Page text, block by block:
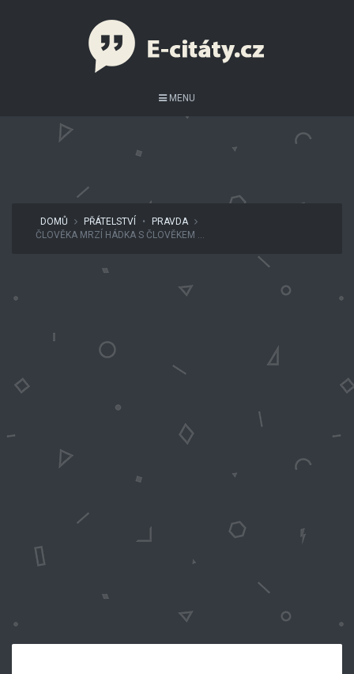
MENU
DOMŮ PŘÁTELSTVÍ •
PRAVDA
ČLOVĚKA MRZÍ HÁDKA S ČLOVĚKEM ...